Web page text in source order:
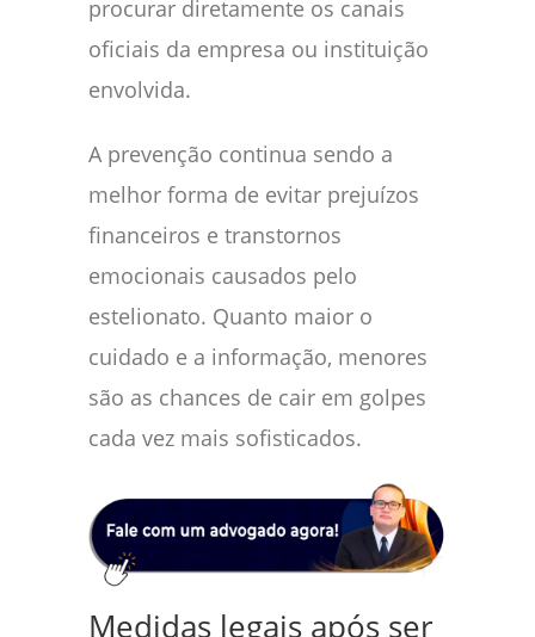
procurar diretamente os canais
oficiais da empresa ou instituição
envolvida.
A prevenção continua sendo a
melhor forma de evitar prejuízos
financeiros e transtornos
emocionais causados pelo
estelionato. Quanto maior o
cuidado e a informação, menores
são as chances de cair em golpes
cada vez mais sofisticados.
Medidas legais após ser